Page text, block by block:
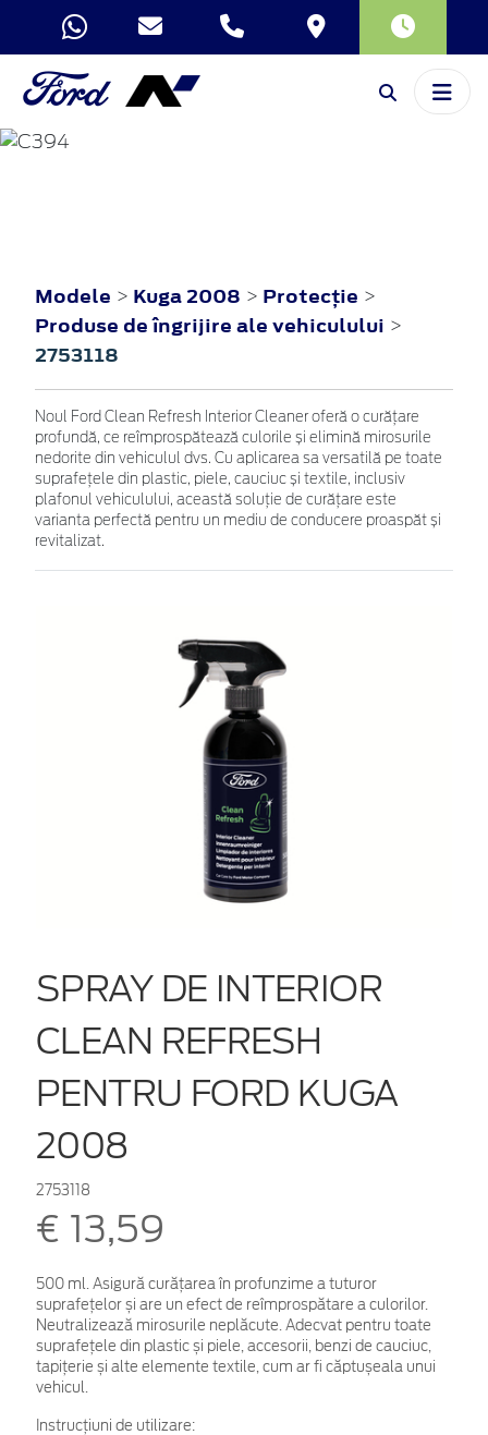
Modele > Kuga 2008 > Protecţie >
Produse de îngrijire ale vehiculului >
2753118
Noul Ford Clean Refresh Interior Cleaner oferă o curățare
profundă, ce reîmprospătează culorile și elimină mirosurile
nedorite din vehiculul dvs. Cu aplicarea sa versatilă pe toate
suprafețele din plastic, piele, cauciuc și textile, inclusiv
plafonul vehiculului, această soluție de curățare este
varianta perfectă pentru un mediu de conducere proaspăt și
revitalizat.
SPRAY DE INTERIOR
CLEAN REFRESH
PENTRU FORD KUGA
2008
2753118
€ 13,59
500 ml. Asigură curățarea în profunzime a tuturor
suprafețelor și are un efect de reîmprospătare a culorilor.
Neutralizează mirosurile neplăcute. Adecvat pentru toate
suprafețele din plastic și piele, accesorii, benzi de cauciuc,
tapițerie și alte elemente textile, cum ar fi căptușeala unui
vehicul.
Instrucțiuni de utilizare: